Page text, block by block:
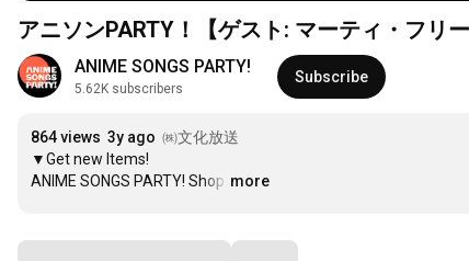
アニソンPARTY！【ゲスト: マーティ・フリ
ANIME SONGS PARTY!
5.62K subscribers
Subscribe
864 views 3y ago ㈱文化放送
▼Get new Items!
ANIME SONGS PARTY! Shop …
more